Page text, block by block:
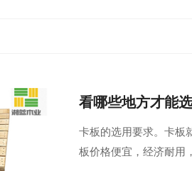
看哪些地方才能
卡板的选用要求。卡板
板价格便宜，经济耐用